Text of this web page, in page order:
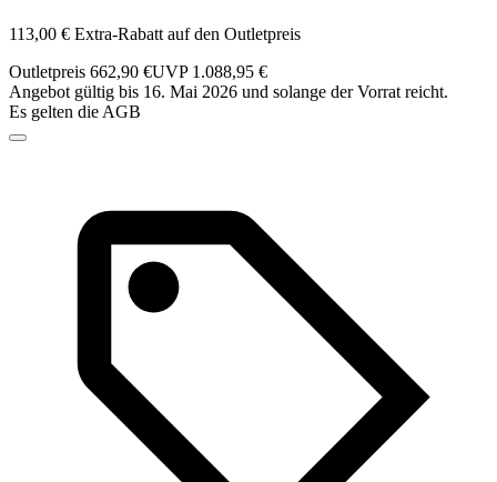
113,00 € Extra-Rabatt auf den Outletpreis
Outletpreis 662,90 €UVP 1.088,95 €
Angebot gültig bis 16. Mai 2026 und solange der Vorrat reicht.
Es gelten die AGB